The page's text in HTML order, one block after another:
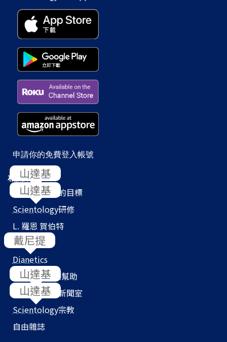
申請你的免費登入帳號
相關網站
Scientology
的目標
Scientology研修
L. 羅恩 賀伯特
教會搜尋器
Dianetics
我們如何提供幫助
Scientology
新聞室
Scientology宗教
自由雜誌